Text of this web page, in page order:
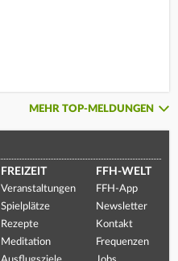
MEHR TOP-MELDUNGEN
FREIZEIT
Veranstaltungen
Spielplätze
Rezepte
Meditation
FFH-WELT
FFH-App
Newsletter
Kontakt
Frequenzen